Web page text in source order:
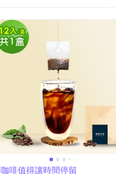
咖啡值得讓時間停留